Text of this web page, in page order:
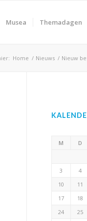
Musea Themadagen
Home / Nieuws / Nieuw
M D
3
4
10
11
17
18
24
25